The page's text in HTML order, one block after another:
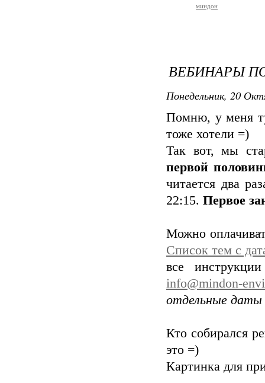
миндон
ВЕБИНАРЫ
Понедельник, 20
Помню, у меня
тоже хотели =)
Так вот, мы
первой
читается два
22:15. Первое
Можно
Список тем с
все
info@mindon-
отдельные даты
Кто собирался
это =)
Картинка для